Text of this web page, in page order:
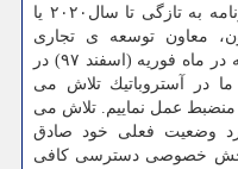
۲۰۱۹ به ماه ارسال نماید، اما این برنامه به تازگی تا سال۲۰۲۰ یا
معاون توسعه ی تجاری
آستروباتیك در خلال نشست فضایی كه در ماه فوریه (اسفند ۹۷) در
در آستروباتیك تلاش می
منضبط عمل نماییم. تلاش می
وضعیت فعلی خود صادق
بخش خصوصی دسترسی كافی